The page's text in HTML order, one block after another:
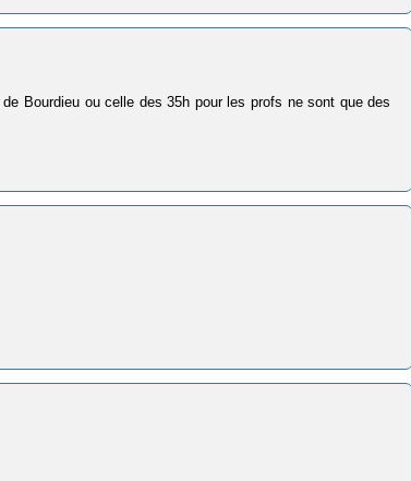
Bourdieu ou celle des 35h pour les profs ne sont que des